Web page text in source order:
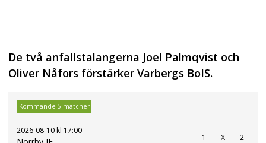
De två anfallstalangerna Joel Palmqvist och
Oliver Nåfors förstärker Varbergs BoIS.
Kommande 5 matcher
2026-08-10 kl 17:00
1
X
2